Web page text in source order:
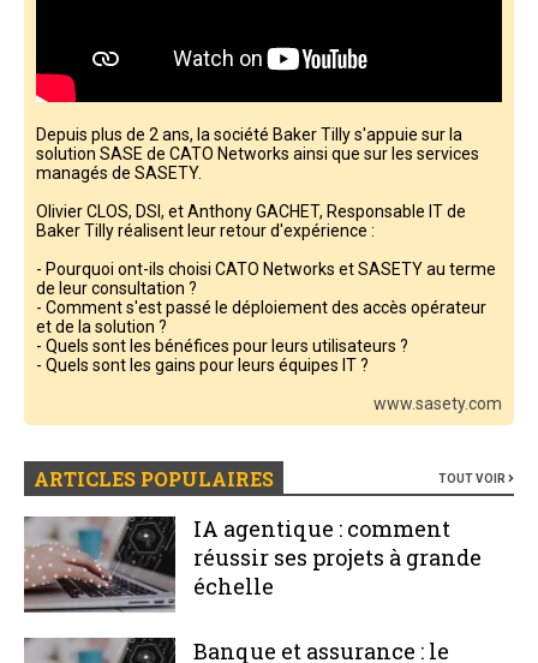
Depuis plus de 2 ans, la société Baker Tilly s'appuie sur la
solution SASE de CATO Networks ainsi que sur les services
managés de SASETY.
Olivier CLOS, DSI, et Anthony GACHET, Responsable IT de
Baker Tilly réalisent leur retour d'expérience :
- Pourquoi ont-ils choisi CATO Networks et SASETY au terme
de leur consultation ?
- Comment s'est passé le déploiement des accès opérateur
et de la solution ?
- Quels sont les bénéfices pour leurs utilisateurs ?
- Quels sont les gains pour leurs équipes IT ?
www.sasety.com
ARTICLES POPULAIRES TOUT VOIR
IA agentique : comment
réussir ses projets à grande
échelle
Banque et assurance : le